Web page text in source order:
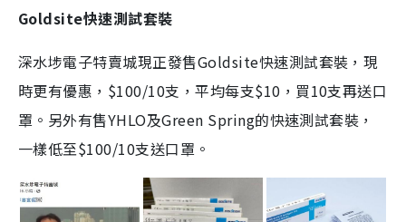
Goldsite快速測試套裝
深水埗電子特賣城現正發售Goldsite快速測試套裝，現
時更有優惠，$100/10支，平均每支$10，買10支再送口
罩。另外有售YHLO及Green Spring的快速測試套裝，
一樣低至$100/10支送口罩。